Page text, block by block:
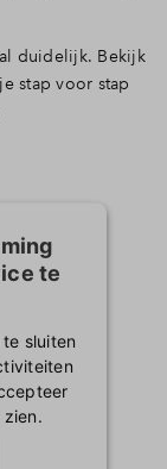
duidelijk. Bekijk
stap voor stap
te
sluiten